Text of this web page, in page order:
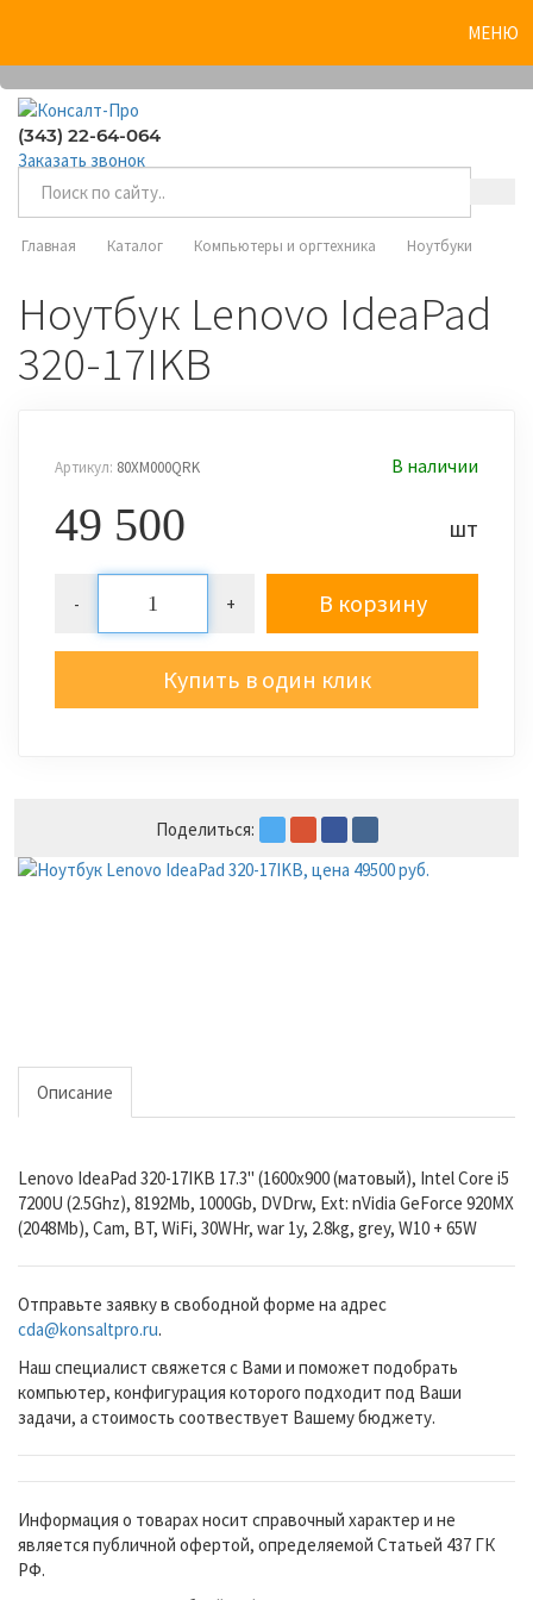
МЕНЮ
(343) 22-64-064
Заказать звонок
Главная Каталог Компьютеры и оргтехника Ноутбуки
Ноутбук Lenovo IdeaPad
320-17IKB
Артикул: 80XM000QRK В наличии
49 500 шт
- + В корзину
Купить в один клик
Поделиться:
Описание
Lenovo IdeaPad 320-17IKB 17.3" (1600x900 (матовый), Intel Core i5
7200U (2.5Ghz), 8192Mb, 1000Gb, DVDrw, Ext: nVidia GeForce 920MX
(2048Mb), Cam, BT, WiFi, 30WHr, war 1y, 2.8kg, grey, W10 + 65W
Отправьте заявку в свободной форме на адрес
cda@konsaltpro.ru.
Наш специалист свяжется с Вами и поможет подобрать
компьютер, конфигурация которого подходит под Ваши
задачи, а стоимость соотвествует Вашему бюджету.
Информация о товарах носит справочный характер и не
является публичной офертой, определяемой Статьей 437 ГК
РФ.